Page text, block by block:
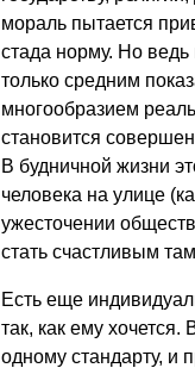
мораль пытается
стада норму. Но
только средним
многообразием
становится
В будничной жизни
человека на улице
ужесточении
стать счастливым
Есть еще
так, как ему хочется.
одному стандарту, и